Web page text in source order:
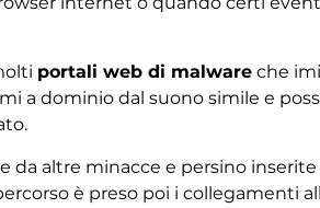
portali web di malware che
a dominio dal suono simile e
da altre minacce e persino
è preso poi i collegamenti